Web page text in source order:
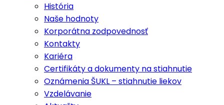
História
Naše hodnoty
Korporátna zodpovednosť
Kontakty
Kariéra
Certifikáty a dokumenty na stiahnutie
Oznámenia ŠUKL – stiahnutie liekov
Vzdelávanie